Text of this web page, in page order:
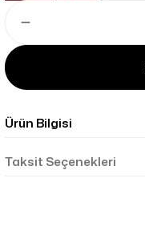
Ürün Bilgisi
Taksit Seçenekleri